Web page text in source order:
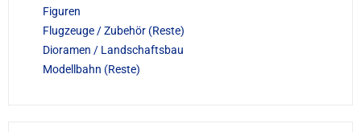
Figuren
Flugzeuge / Zubehör (Reste)
Dioramen / Landschaftsbau
Modellbahn (Reste)